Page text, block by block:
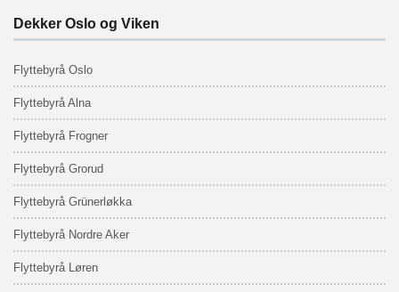
Dekker Oslo og Viken
Flyttebyrå Oslo
Flyttebyrå Alna
Flyttebyrå Frogner
Flyttebyrå Grorud
Flyttebyrå Grünerløkka
Flyttebyrå Nordre Aker
Flyttebyrå Løren